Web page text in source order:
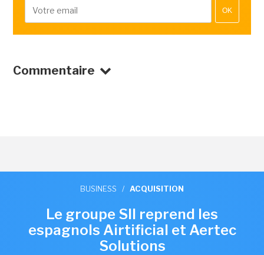
OK
Commentaire
BUSINESS / ACQUISITION
Le groupe SII reprend les
espagnols Airtificial et Aertec
Solutions